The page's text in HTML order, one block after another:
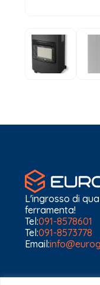
L'ingrosso di
ferramenta!
Tel:091-8578601
Tel:091-8573778
Email: